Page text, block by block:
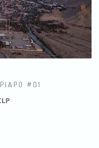
#01